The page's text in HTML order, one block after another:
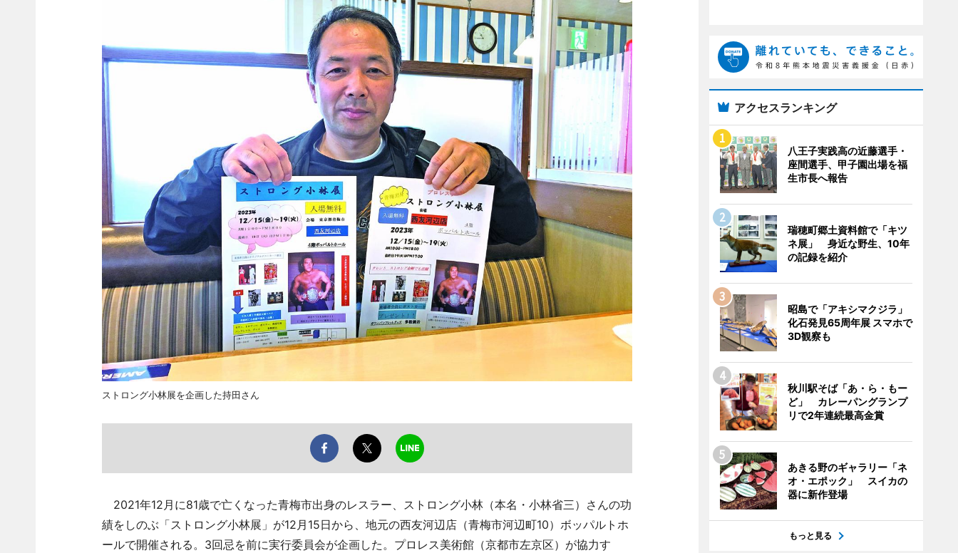
ストロング小林展を企画した持田さん
2021年12月に81歳で亡くなった青梅市出身のレスラー、ストロング小林（本名・小林省三）さんの功
績をしのぶ「ストロング小林展」が12月15日から、地元の西友河辺店（青梅市河辺町10）ボッパルトホ
ールで開催される。3回忌を前に実行委員会が企画した。プロレス美術館（京都市左京区）が協力す
アクセスランキング
八王子実践高の近藤選手・
座間選手、甲子園出場を福
生市長へ報告
瑞穂町郷土資料館で「キツ
ネ展」 身近な野生、10年
の記録を紹介
昭島で「アキシマクジラ」
化石発見65周年展 スマホで
3D観察も
秋川駅そば「あ・ら・もー
ど」 カレーパングランプ
リで2年連続最高金賞
あきる野のギャラリー「ネ
オ・エポック」 スイカの
器に新作登場
もっと見る